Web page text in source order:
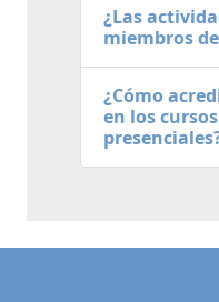
¿Las
miembros
¿Cómo
en los